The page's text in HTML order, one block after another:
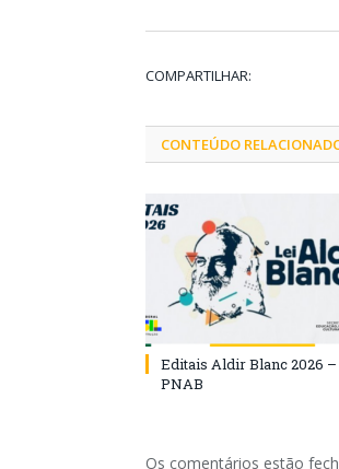
COMPARTILHAR:
CONTEÚDO
Editais Aldir Blanc 2026 –
PNAB
Os comentários estão